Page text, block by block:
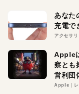
あなた
充電で
アクセサリ
Apple
察とも
営利団
る理由
Apple